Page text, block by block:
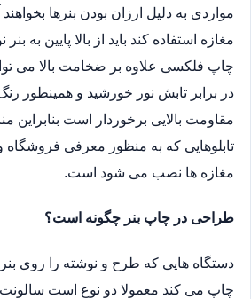
مواردی به دلیل ارزان بودن بنرها
مغازه استفاده کند باید از بالا پایین به بنر
چاپ فلکسی علاوه بر ضخامت بالا می
در برابر تابش نور خورشید و همینطور
مقاومت بالایی برخوردار است بنابراین
تابلوهایی که به منظور معرفی فروشگاه
مغازه ها نصب می شود است.
طراحی در چاپ بنر چگونه است؟
دستگاه هایی که طرح و نوشته را روی
چاپ می کند معمولا دو نوع است